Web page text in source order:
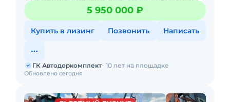
5 950 000 ₽
Купить в лизинг Позвонить Написать
Обновлено сегодня
ГК Автодоркомплект 10 лет на площадке